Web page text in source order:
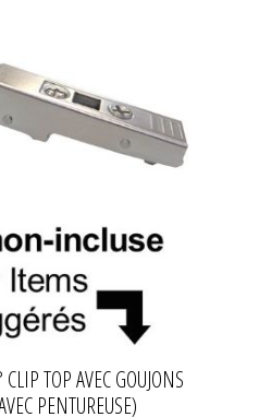
TOP AVEC GOUJONS
PENTUREUSE)